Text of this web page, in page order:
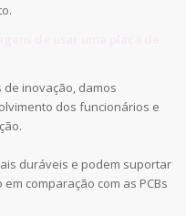
inovação, damos
dos funcionários e
duráveis e podem suportar
comparação com as PCBs